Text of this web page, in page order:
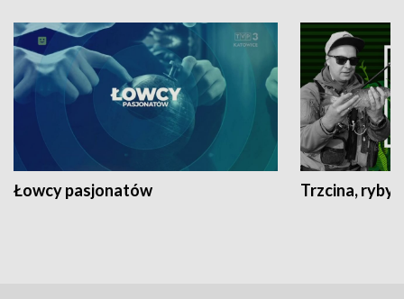
Łowcy pasjonatów Trzcina, ryby